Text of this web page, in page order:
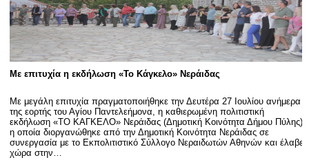
Με επιτυχία η εκδήλωση «Το Κάγκελο» Νεράιδας
Με μεγάλη επιτυχία πραγματοποιήθηκε την Δευτέρα 27 Ιουλίου ανήμερα
της εορτής του Αγίου Παντελεήμονα, η καθιερωμένη πολιτιστική
εκδήλωση «ΤΟ ΚΑΓΚΕΛΟ» Νεράιδας (Δημοτική Κοινότητα Δήμου Πύλης)
η οποία διοργανώθηκε από την Δημοτική Κοινότητα Νεράιδας σε
συνεργασία με το Εκπολιτιστικό Σύλλογο Νεραιδωτών Αθηνών και έλαβε
χώρα στην…